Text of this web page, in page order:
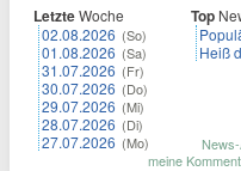
LetzteWoche
02.08.2026 (So)
01.08.2026 (Sa)
31.07.2026 (Fr)
30.07.2026 (Do)
29.07.2026 (Mi)
28.07.2026 (Di)
27.07.2026 (Mo)
Top
Heiß
meine